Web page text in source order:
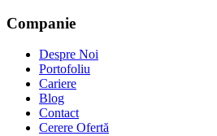
Companie
Despre Noi
Portofoliu
Cariere
Blog
Contact
Cerere Ofertă